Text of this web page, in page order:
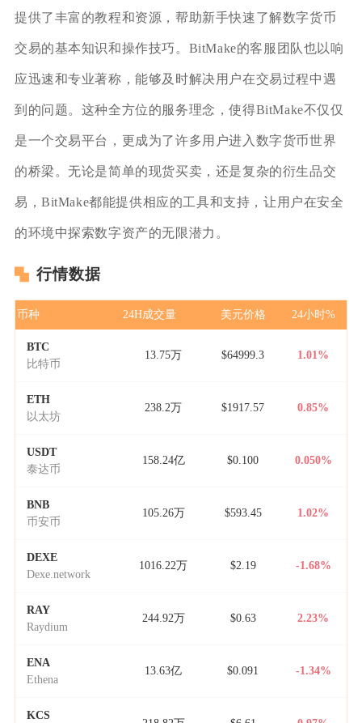
提供了丰富的教程和资源，帮助新手快速了解数字货币
交易的基本知识和操作技巧。BitMake的客服团队也以响
应迅速和专业著称，能够及时解决用户在交易过程中遇
到的问题。这种全方位的服务理念，使得BitMake不仅仅
是一个交易平台，更成为了许多用户进入数字货币世界
的桥梁。无论是简单的现货买卖，还是复杂的衍生品交
易，BitMake都能提供相应的工具和支持，让用户在安全
的环境中探索数字资产的无限潜力。
行情数据
币种 24H成交量 美元价格 24小时%
BTC
比特币
13.75万 $64999.3 1.01%
ETH
以太坊
238.2万 $1917.57 0.85%
USDT
泰达币
158.24亿 $0.100 0.050%
BNB
币安币
105.26万 $593.45 1.02%
DEXE
Dexe.network
1016.22万 $2.19 -1.68%
RAY
Raydium
244.92万 $0.63 2.23%
ENA
Ethena
13.63亿 $0.091 -1.34%
KCS